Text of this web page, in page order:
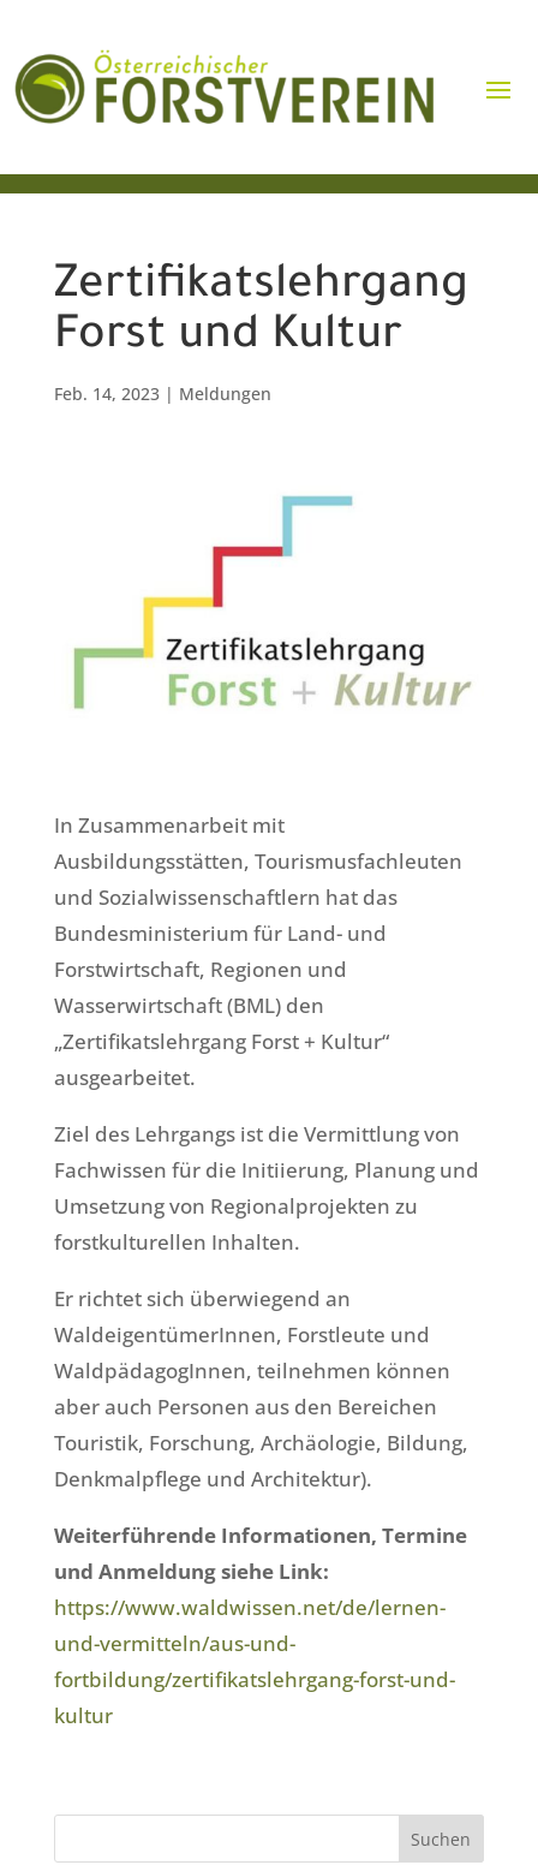
Zertifikatslehrgang
Forst und Kultur
Feb. 14, 2023| Meldungen
In Zusammenarbeit mit
Ausbildungsstätten, Tourismusfachleuten
und Sozialwissenschaftlern hat das
Bundesministerium für Land- und
Forstwirtschaft, Regionen und
Wasserwirtschaft (BML) den
„Zertifikatslehrgang Forst + Kultur“
ausgearbeitet.
Ziel des Lehrgangs ist die Vermittlung von
Fachwissen für die Initiierung, Planung und
Umsetzung von Regionalprojekten zu
forstkulturellen Inhalten.
Er richtet sich überwiegend an
WaldeigentümerInnen, Forstleute und
WaldpädagogInnen, teilnehmen können
aber auch Personen aus den Bereichen
Touristik, Forschung, Archäologie, Bildung,
Denkmalpflege und Architektur).
Weiterführende Informationen, Termine
und Anmeldung siehe Link:
https://www.waldwissen.net/de/lernen-
und-vermitteln/aus-und-
fortbildung/zertifikatslehrgang-forst-und-
kultur
Suchen